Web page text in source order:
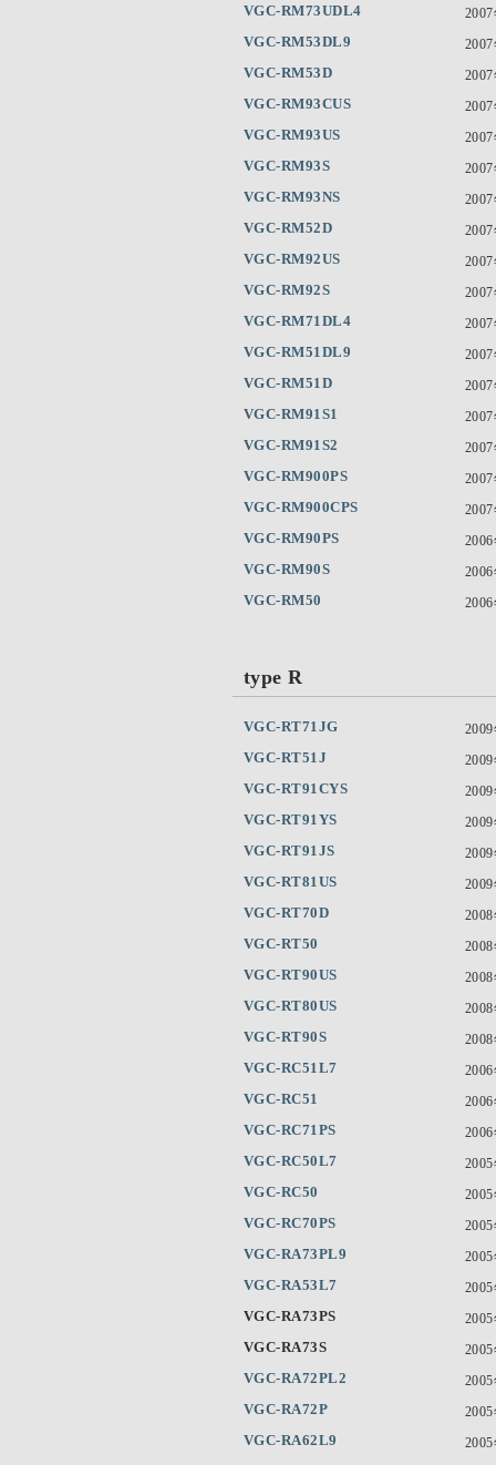
VGC-RM73UDL4
VGC-RM53DL9
VGC-RM53D
VGC-RM93CUS
VGC-RM93US
VGC-RM93S
VGC-RM93NS
VGC-RM52D
VGC-RM92US
VGC-RM92S
VGC-RM71DL4
VGC-RM51DL9
VGC-RM51D
VGC-RM91S1
VGC-RM91S2
VGC-RM900PS
VGC-RM900CPS
VGC-RM90PS
VGC-RM90S
VGC-RM50
type R
VGC-RT71JG
VGC-RT51J
VGC-RT91CYS
VGC-RT91YS
VGC-RT91JS
VGC-RT81US
VGC-RT70D
VGC-RT50
VGC-RT90US
VGC-RT80US
VGC-RT90S
VGC-RC51L7
VGC-RC51
VGC-RC71PS
VGC-RC50L7
VGC-RC50
VGC-RC70PS
VGC-RA73PL9
VGC-RA53L7
VGC-RA73PS
VGC-RA73S
VGC-RA72PL2
VGC-RA72P
VGC-RA62L9